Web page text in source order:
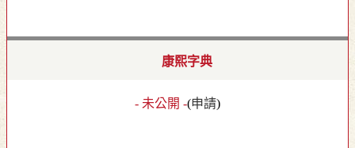
康熙字典
- 未公開 -(申請)